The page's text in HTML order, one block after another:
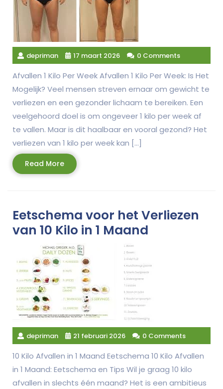
depriman 17 maart 2026 0 Comments
Afvallen 1 Kilo Per Week Afvallen 1 Kilo Per Week: Is Het
Mogelijk? Veel mensen streven ernaar om gewicht te
verliezen en een gezonder lichaam te bereiken. Een
veelgehoord doel is om ongeveer 1 kilo per week af
te vallen. Maar is dit haalbaar en vooral gezond? Het
verliezen van 1 kilo per week kan […]
Read MoreRead
More
Eetschema voor het Verliezen
van 10 Kilo in 1 Maand
depriman 21 februari 2026 0 Comments
10 Kilo Afvallen in 1 Maand Eetschema 10 Kilo Afvallen
in 1 Maand: Eetschema en Tips Wil je graag 10 kilo
afvallen in slechts één maand? Het is een ambitieus